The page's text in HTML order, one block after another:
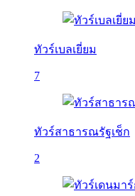
ทัวร์เบลเยี่ยม
7
ทัวร์สาธารณรัฐเช็ก
2